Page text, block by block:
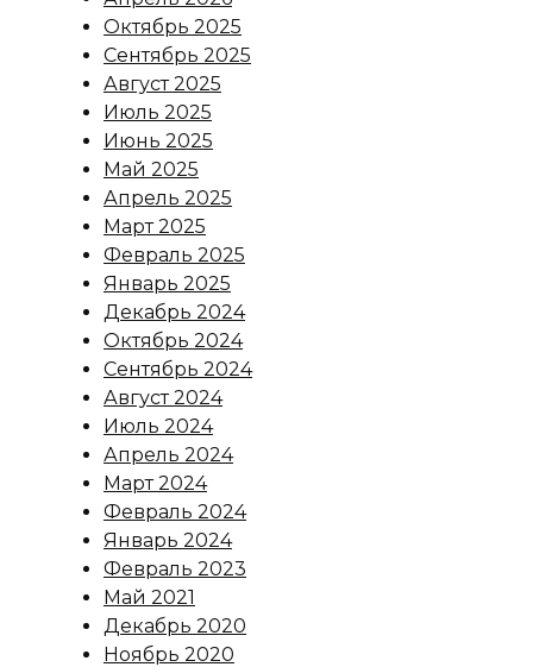
Октябрь 2025
Сентябрь 2025
Август 2025
Июль 2025
Июнь 2025
Май 2025
Апрель 2025
Март 2025
Февраль 2025
Январь 2025
Декабрь 2024
Октябрь 2024
Сентябрь 2024
Август 2024
Июль 2024
Апрель 2024
Март 2024
Февраль 2024
Январь 2024
Февраль 2023
Май 2021
Декабрь 2020
Ноябрь 2020